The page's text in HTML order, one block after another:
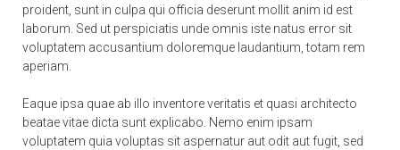
proident, sunt in culpa qui officia deserunt mollit anim id est
laborum. Sed ut perspiciatis unde omnis iste natus error sit
voluptatem accusantium doloremque laudantium, totam rem
aperiam.
Eaque ipsa quae ab illo inventore veritatis et quasi architecto
beatae vitae dicta sunt explicabo. Nemo enim ipsam
voluptatem quia voluptas sit aspernatur aut odit aut fugit, sed